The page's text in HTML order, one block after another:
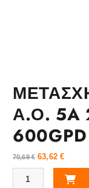
Α.Ο. 5A
600GPD
70,69€ 63,62 €
ΜΕΤΑΣΧΗΜΑΤΙΣΤΗΣ